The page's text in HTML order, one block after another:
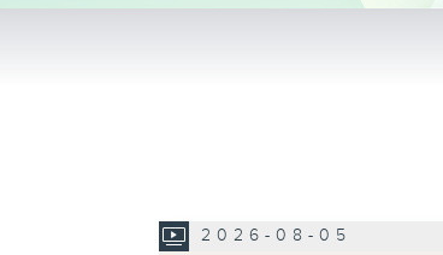
2026-08-05